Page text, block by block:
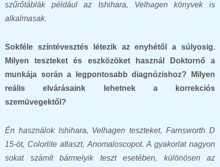
szűrőtáblák például az Ishihara, Velhagen könyvek is
alkalmasak.
Sokféle színtévesztés létezik az enyhétől a súlyosig.
Milyen teszteket és eszközöket használ Doktornő a
munkája során a legpontosabb diagnózishoz? Milyen
reális elvárásaink lehetnek a korrekciós
szemüvegektől?
Én használok Ishihara, Velhagen teszteket, Farnsworth D
15-öt, Colorlite atlaszt, Anomaloscopot. A gyakorlat nagyon
sokat számít bármelyik teszt esetében, különösen az